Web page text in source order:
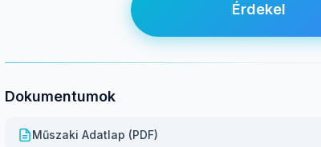
Érdekel
Dokumentumok
Műszaki Adatlap (PDF)